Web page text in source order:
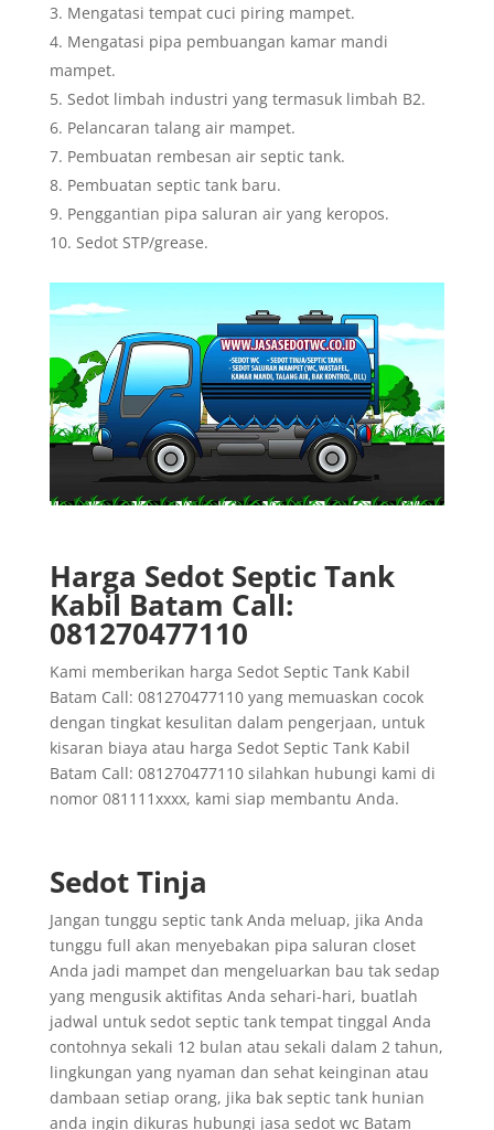
Mengatasi tempat cuci piring mampet.
Mengatasi pipa pembuangan kamar mandi
mampet.
Sedot limbah industri yang termasuk limbah B2.
Pelancaran talang air mampet.
Pembuatan rembesan air septic tank.
Pembuatan septic tank baru.
Penggantian pipa saluran air yang keropos.
Sedot STP/grease.
Harga Sedot Septic Tank
Kabil Batam Call:
081270477110
Kami memberikan harga Sedot Septic Tank Kabil
Batam Call: 081270477110 yang memuaskan cocok
dengan tingkat kesulitan dalam pengerjaan, untuk
kisaran biaya atau harga Sedot Septic Tank Kabil
Batam Call: 081270477110 silahkan hubungi kami di
nomor 081111xxxx, kami siap membantu Anda.
Sedot Tinja
Jangan tunggu septic tank Anda meluap, jika Anda
tunggu full akan menyebakan pipa saluran closet
Anda jadi mampet dan mengeluarkan bau tak sedap
yang mengusik aktifitas Anda sehari-hari, buatlah
jadwal untuk sedot septic tank tempat tinggal Anda
contohnya sekali 12 bulan atau sekali dalam 2 tahun,
lingkungan yang nyaman dan sehat keinginan atau
dambaan setiap orang, jika bak septic tank hunian
anda ingin dikuras hubungi jasa sedot wc Batam